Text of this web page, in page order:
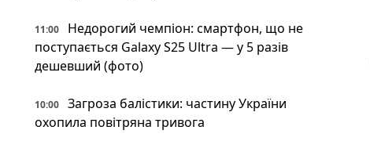
11:00
Недорогий чемпіон: смартфон, що не
поступається Galaxy S25 Ultra — у 5 разів
дешевший (фото)
10:00
Загроза балістики: частину України
охопила повітряна тривога